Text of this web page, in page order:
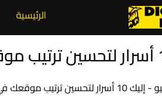
الرئيسية
إليك 10 أسرار لتحسين
-إليك 10 أسرار لتحسين ترتيب موقعك في جوجل والظهور بالصفحة الأولى